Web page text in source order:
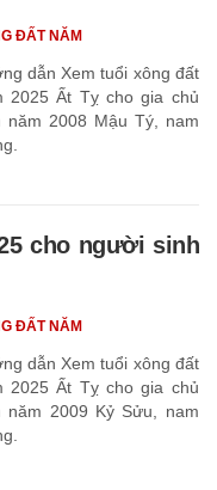
dẫn Xem tuổi xông đất
2025 Ất Tỵ cho gia chủ
năm 2008 Mậu Tý, nam
ĐẤT NĂM
cho người sinh
dẫn Xem tuổi xông đất
2025 Ất Tỵ cho gia chủ
năm 2009 Kỷ Sửu, nam
ĐẤT NĂM